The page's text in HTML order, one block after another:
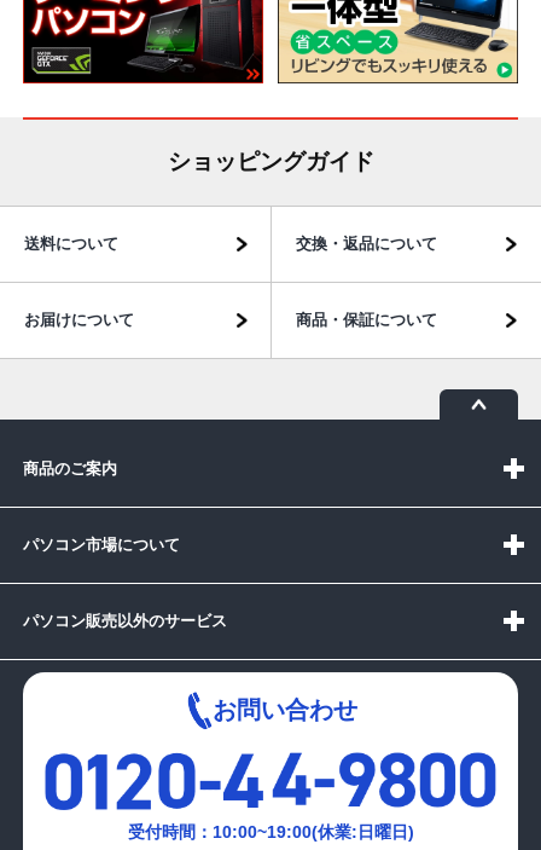
ショッピングガイド
送料について 交換・返品について
お届けについて 商品・保証について
商品のご案内
パソコン市場について
パソコン販売以外のサービス
お問い合わせ
受付時間：10:00~19:00(休業:日曜日)